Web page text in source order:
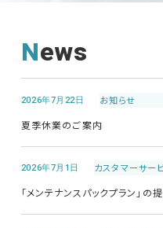
EMCソリュ
サポ
News
2026年7月22日 お知らせ
夏季休業のご案内
2026年7月1日 カスタマーサー
「メンテナンスパックプラン」の